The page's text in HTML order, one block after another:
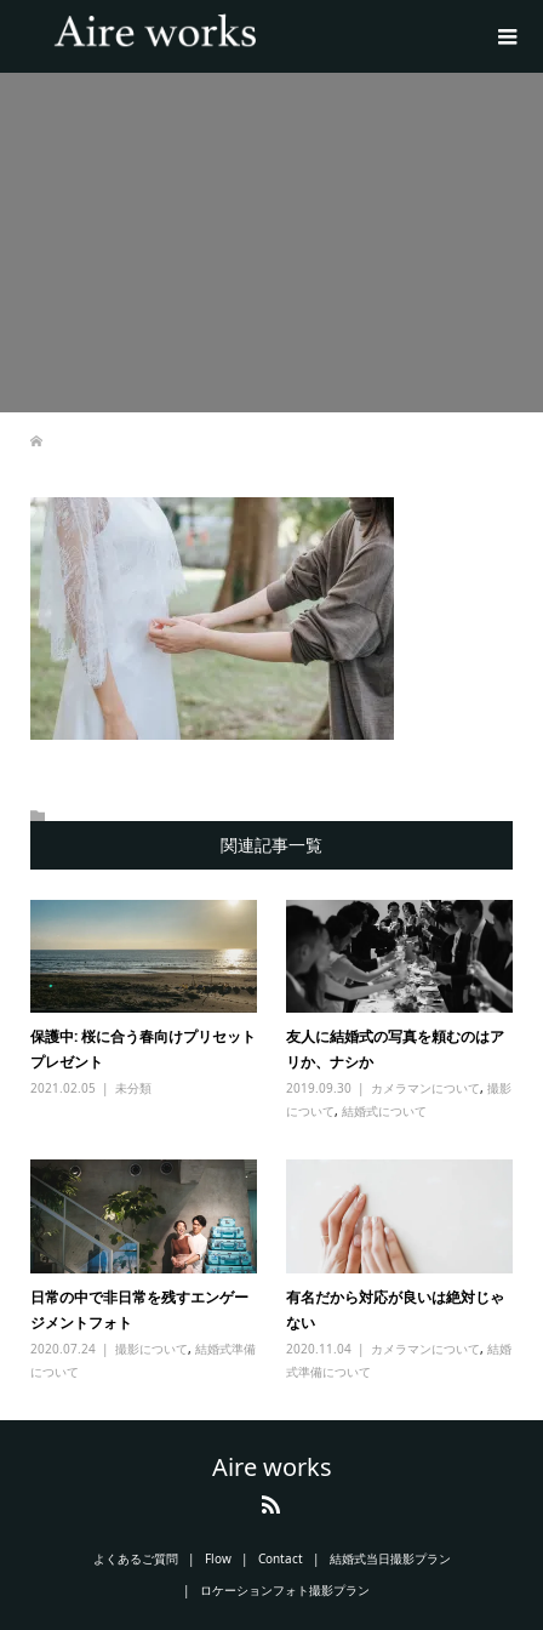
関連記事一覧
保護中: 桜に合う春向けプリセット
プレゼント
2021.02.05 未分類
友人に結婚式の写真を頼むのはア
リか、ナシか
2019.09.30 カメラマンについて,撮影
について,結婚式について
日常の中で非日常を残すエンゲー
ジメントフォト
2020.07.24 撮影について, 結婚式準備
について
有名だから対応が良いは絶対じゃ
ない
2020.11.04 カメラマンについて,結婚
式準備について
Aire works
よくあるご質問 Flow Contact
結婚式当日撮影プラン
ロケーションフォト撮影プラン